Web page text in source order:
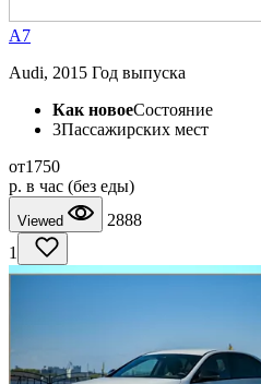
A7
Audi, 2015 Год выпуска
Как новоеСостояние
3Пассажирских мест
от1750
p. в час (без еды)
Viewed
2888
1